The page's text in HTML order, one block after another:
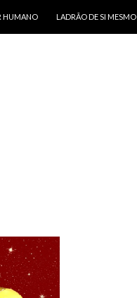
HUMANO LADRÃO DE SI MESMO